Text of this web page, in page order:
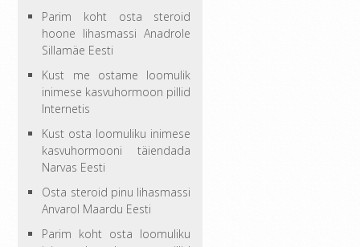
Parim koht osta steroid
hoone lihasmassi Anadrole
Sillamäe Eesti
Kust me ostame loomulik
inimese kasvuhormoon pillid
Internetis
Kust osta loomuliku inimese
kasvuhormooni täiendada
Narvas Eesti
Osta steroid pinu lihasmassi
Anvarol Maardu Eesti
Parim koht osta loomuliku